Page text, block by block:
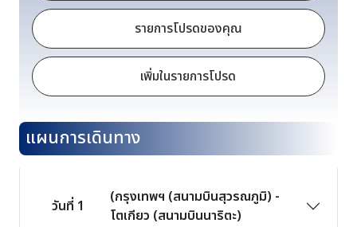
รายการโปรดของคุณ
เพิ่มในรายการโปรด
แผนการเดินทาง
วันที่ 1
(กรุงเทพฯ (สนามบินสุวรณภูมิ) -
โตเกียว (สนามบินนาริตะ)